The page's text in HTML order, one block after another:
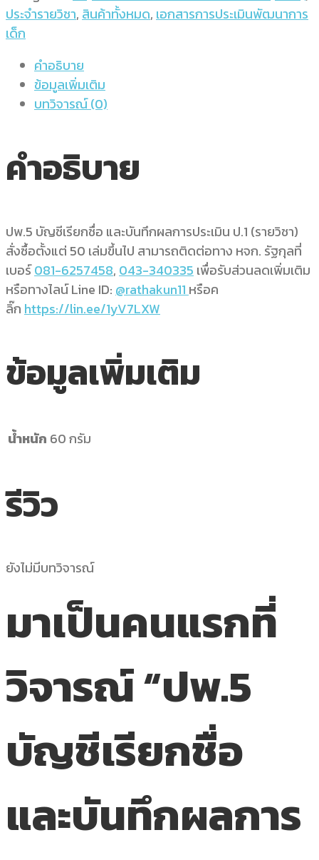
ประจำรายวิชา, สินค้าทั้งหมด, เอกสารการประเมินพัฒนาการ
เด็ก
คำอธิบาย
ข้อมูลเพิ่มเติม
บทวิจารณ์ (0)
คำอธิบาย
ปพ.5 บัญชีเรียกชื่อ และบันทึกผลการประเมิน ป.1 (รายวิชา)
สั่งซื้อตั้งแต่ 50 เล่มขึ้นไป สามารถติดต่อทาง หจก. รัฐกุลที่
เบอร์081-6257458, 043-340335 เพื่อรับส่วนลดเพิ่มเติม
หรือทางไลน์ Line ID: @rathakun11 หรือค
ลิ๊ก https://lin.ee/1yV7LXW
ข้อมูลเพิ่มเติม
น้ำหนัก 60 กรัม
รีวิว
ยังไม่มีบทวิจารณ์
มาเป็นคนแรกที่
วิจารณ์ “ปพ.5
บัญชีเรียกชื่อ
และบันทึกผลการ